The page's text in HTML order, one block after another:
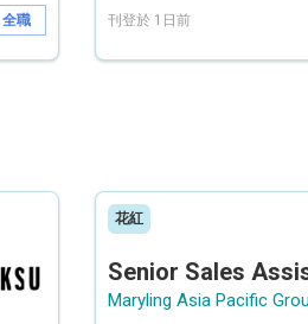
全職 刊登於 1日前
花紅